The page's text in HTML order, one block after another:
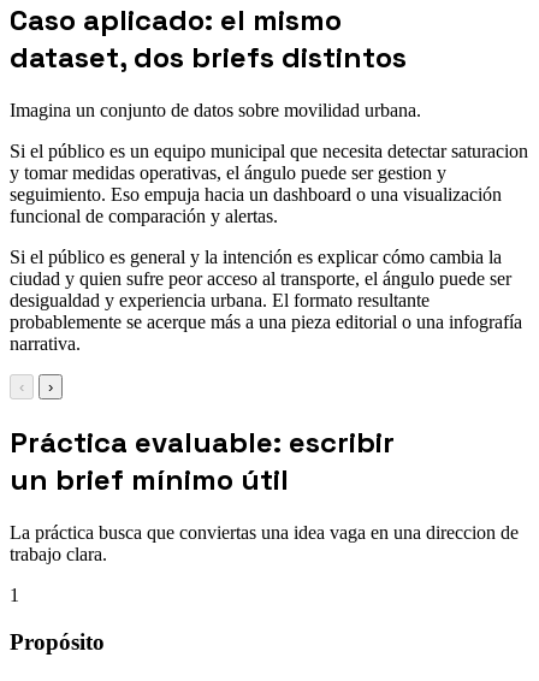
Caso aplicado: el mismo
dataset, dos briefs distintos
Imagina un conjunto de datos sobre movilidad urbana.
Si el público es un equipo municipal que necesita detectar saturacion
y tomar medidas operativas, el ángulo puede ser gestion y
seguimiento. Eso empuja hacia un dashboard o una visualización
funcional de comparación y alertas.
Si el público es general y la intención es explicar cómo cambia la
ciudad y quien sufre peor acceso al transporte, el ángulo puede ser
desigualdad y experiencia urbana. El formato resultante
probablemente se acerque más a una pieza editorial o una infografía
narrativa.
‹ ›
Práctica evaluable: escribir
un brief mínimo útil
La práctica busca que conviertas una idea vaga en una direccion de
trabajo clara.
1
Propósito